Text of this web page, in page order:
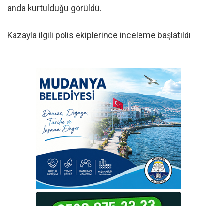
anda kurtulduğu görüldü.
Kazayla ilgili polis ekiplerince inceleme başlatıldı